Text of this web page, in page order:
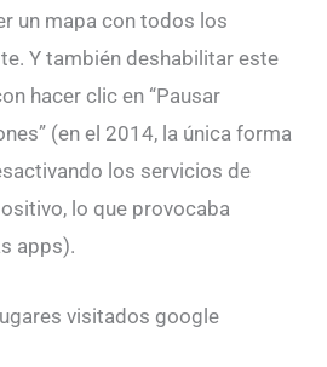
un mapa con todos los
Y también deshabilitar este
hacer clic en “Pausar
(en el 2014, la única forma
los servicios de
lo que provocaba
apps).